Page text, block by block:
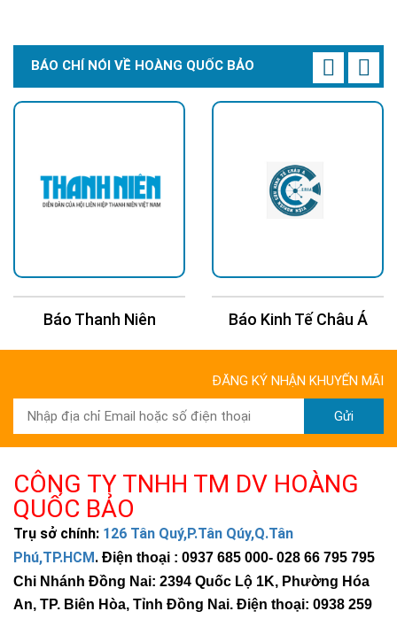
BÁO CHÍ NÓI VỀ HOÀNG QUỐC BẢO
Báo Thanh Niên Báo Kinh Tế Châu Á
ĐĂNG KÝ NHẬN KHUYẾN MÃI
Gửi
CÔNG TY TNHH TM DV HOÀNG
QUỐC BẢO
Trụ sở chính: 126 Tân Quý,P.Tân Qúy,Q.Tân
Phú,TP.HCM. Điện thoại : 0937 685 000- 028 66 795 795
Chi Nhánh Đồng Nai: 2394 Quốc Lộ 1K, Phường Hóa
An, TP. Biên Hòa, Tỉnh Đồng Nai. Điện thoại: 0938 259